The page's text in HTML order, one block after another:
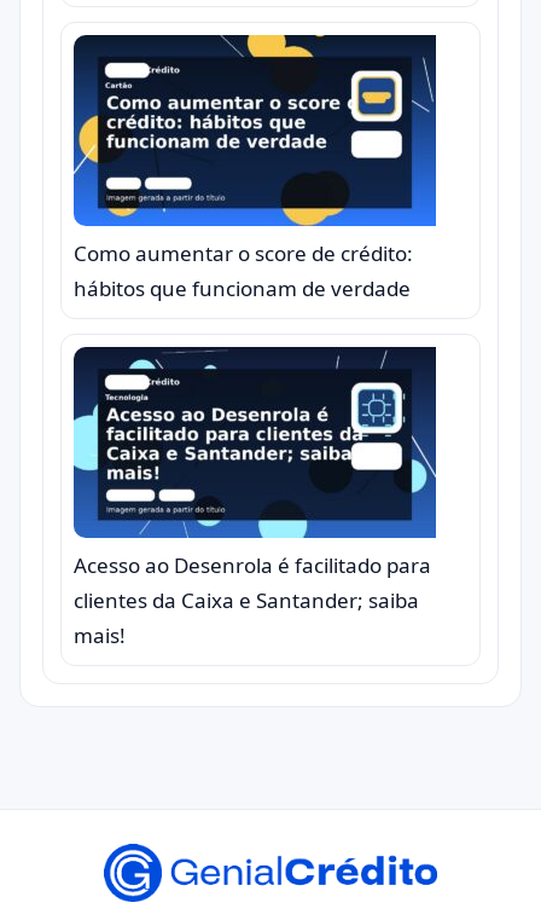
Como aumentar o score de crédito:
hábitos que funcionam de verdade
Acesso ao Desenrola é facilitado para
clientes da Caixa e Santander; saiba
mais!